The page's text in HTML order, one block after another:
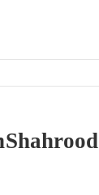
Shahrood